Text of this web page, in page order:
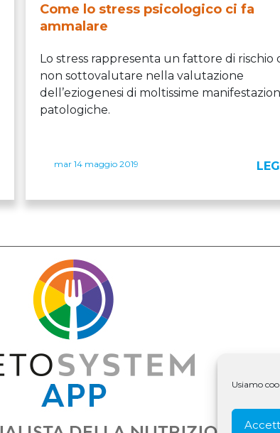
Usiamo
Come lo stress psicologico ci fa
ammalare
Lo stress rappresenta un fattore di rischio
non sottovalutare nella valutazione
dell’eziogenesi di moltissime
patologiche.
mar 14 maggio 2019